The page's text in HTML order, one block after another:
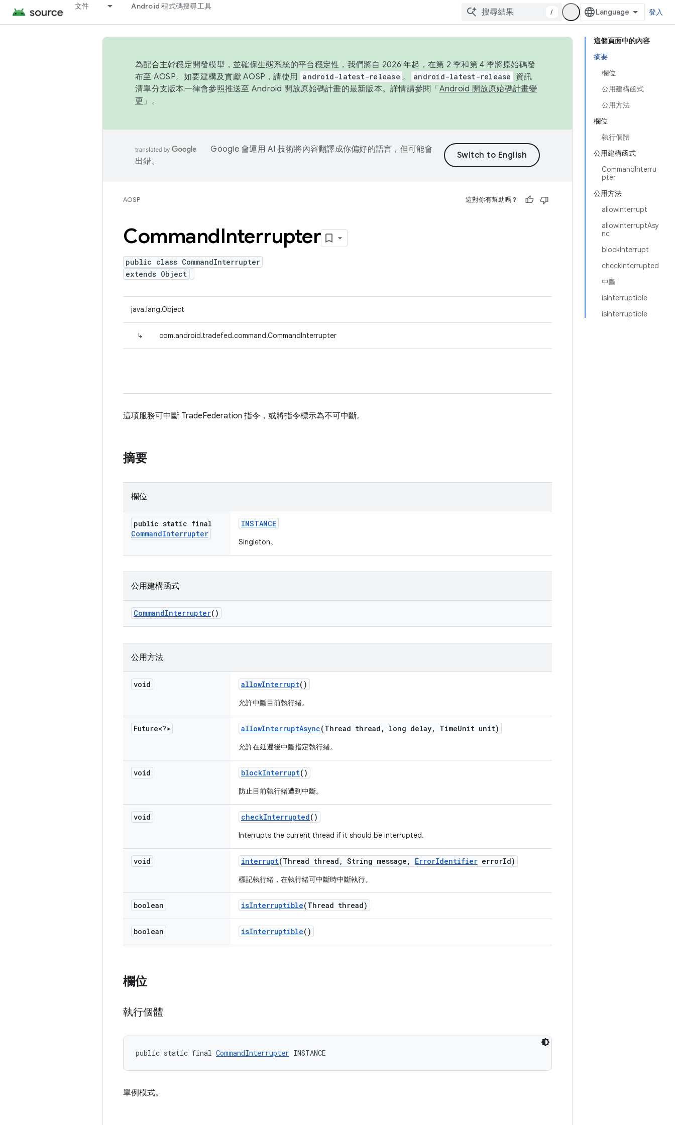
文件 Android 程式碼搜尋工具
/ 登入
這個頁面中的內容
摘要
欄位
公用建構函式
公用方法
欄位
執行個體
公用建構函式
CommandInterru
pter
公用方法
allowInterrupt
allowInterruptAsy
nc
blockInterrupt
checkInterrupted
中斷
isInterruptible
isInterruptible
為配合主幹穩定開發模型，並確保生態系統的平台穩定性，我們將自 2026 年起，在第 2 季和第 4 季將原始碼發
布至 AOSP。如要建構及貢獻 AOSP，請使用 android-latest-release 。 android-latest-release
資訊
清單分支版本一律會參照推送至 Android 開放原始碼計畫的最新版本。詳情請參閱「 Android 開放原始碼計畫變
更 」。
Google 會運用 AI 技術將內容翻譯成你偏好的語言，但可能會
出錯。
AOSP 這對你有幫助嗎？
CommandInterrupter
public class CommandInterrupter
extends Object
java.lang.Object
↳ com.android.tradefed.command.CommandInterrupter
這項服務可中斷 TradeFederation 指令，或將指令標示為不可中斷。
摘要
欄位
public static final
CommandInterrupter
INSTANCE
Singleton。
公用建構函式
CommandInterrupter()
公用方法
void allowInterrupt()
允許中斷目前執行緒。
Future<?> allowInterruptAsync(Thread thread , long delay, TimeUnit unit)
允許在延遲後中斷指定執行緒。
void blockInterrupt()
防止目前執行緒遭到中斷。
void checkInterrupted()
Interrupts the current thread if it should be interrupted.
void interrupt(Thread thread , String message , ErrorIdentifier errorId)
標記執行緒，在執行緒可中斷時中斷執行。
boolean isInterruptible(Thread thread)
boolean isInterruptible()
欄位
執行個體
public static final CommandInterrupter INSTANCE
單例模式。